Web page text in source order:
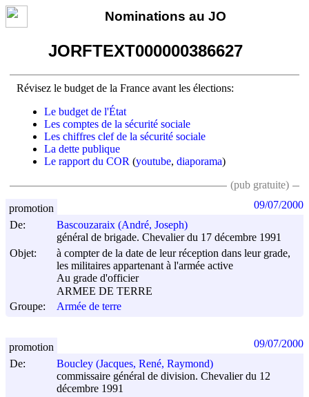
Nominations au JO
JORFTEXT000000386627
Révisez le budget de la France avant les élections:
Le budget de l'État
Les comptes de la sécurité sociale
Les chiffres clef de la sécurité sociale
La dette publique
Le rapport du COR (youtube, diaporama)
(pub gratuite)
De:
Bascouzaraix (André, Joseph)
général de brigade. Chevalier du 17 décembre 1991
Objet:
à compter de la date de leur réception dans leur grade,
les militaires appartenant à l'armée active
Au grade d'officier
ARMEE DE TERRE
Groupe:
Armée de terre
promotion 09/07/2000
De:
Boucley (Jacques, René, Raymond)
commissaire général de division. Chevalier du 12
décembre 1991
promotion 09/07/2000